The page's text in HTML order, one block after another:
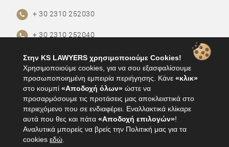
+ 30 2310 252030
+ 30 2310 252040
+30 2310 252625
info@ks-lawyers.gr
ΟΡΟΙ ΧΡΗΣΗΣ
ΠΟΛΙΤΙΚΗ ΑΠΟΡΡΗΤΟΥ
ΠΑΡΕΧΟΜΕΝΕΣ ΥΠΗΡΕΣΙΕΣ
Στην KS LAWYERS χρησιμοποιούμε Cookies!
Χρησιμοποιούμε cookies, για να σου εξασφαλίσουμε
προσωποποιημένη εμπειρία περιήγησης. Κάνε «κλικ»
στο κουμπί «Αποδοχή όλων» ώστε να
προσαρμόσουμε τις προτάσεις μας αποκλειστικά στο
περιεχόμενο που σε ενδιαφέρει. Εναλλακτικά κλίκαρε
αυτά που θες και πάτα «Αποδοχή επιλογών»!
Αναλυτικά μπορείς να βρείς την Πολιτική μας για τα
cookies εδώ